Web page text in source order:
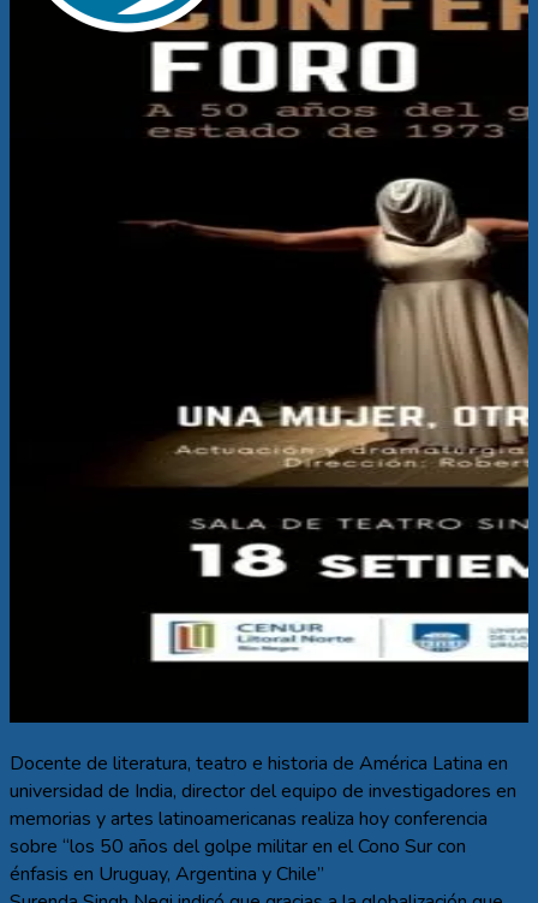
Docente de literatura, teatro e historia de América Latina en
universidad de India, director del equipo de investigadores en
memorias y artes latinoamericanas realiza hoy conferencia
sobre “los 50 años del golpe militar en el Cono Sur con
énfasis en Uruguay, Argentina y Chile”